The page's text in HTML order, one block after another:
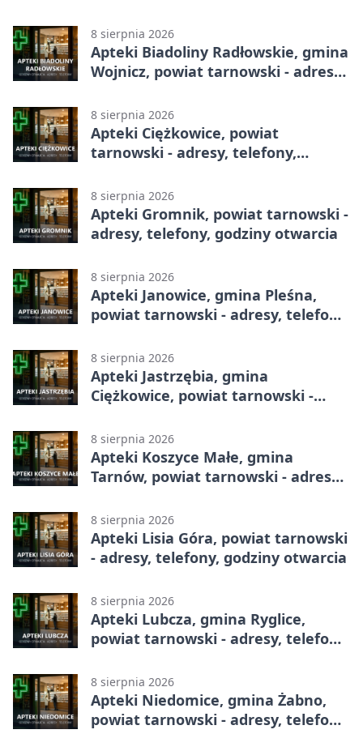
8 sierpnia 2026
Apteki Biadoliny Radłowskie, gmina
Wojnicz, powiat tarnowski - adresy,
8 sierpnia 2026
Apteki Ciężkowice, powiat
tarnowski - adresy, telefony,
8 sierpnia 2026
Apteki Gromnik, powiat tarnowski -
adresy, telefony, godziny otwarcia
8 sierpnia 2026
Apteki Janowice, gmina Pleśna,
powiat tarnowski - adresy, telefony,
8 sierpnia 2026
Apteki Jastrzębia, gmina
Ciężkowice, powiat tarnowski -
8 sierpnia 2026
Apteki Koszyce Małe, gmina
Tarnów, powiat tarnowski - adresy,
8 sierpnia 2026
Apteki Lisia Góra, powiat tarnowski
- adresy, telefony, godziny otwarcia
8 sierpnia 2026
Apteki Lubcza, gmina Ryglice,
powiat tarnowski - adresy, telefony,
8 sierpnia 2026
Apteki Niedomice, gmina Żabno,
powiat tarnowski - adresy, telefony,